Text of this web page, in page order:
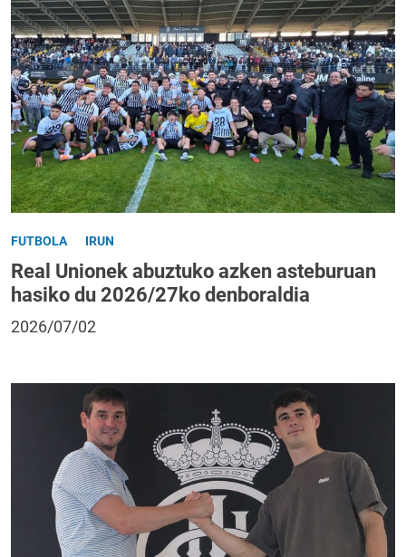
FUTBOLA IRUN
Real Unionek abuztuko azken asteburuan
hasiko du 2026/27ko denboraldia
2026/07/02